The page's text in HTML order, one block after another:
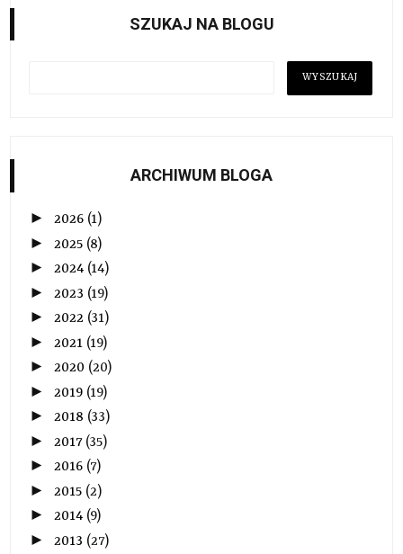
SZUKAJ NA BLOGU
ARCHIWUM BLOGA
►2026 (1)
► 2025 (8)
►2024 (14)
► 2023 (19)
►2022 (31)
► 2021 (19)
►2020 (20)
► 2019 (19)
►2018 (33)
► 2017 (35)
►2016 (7)
► 2015 (2)
►2014 (9)
► 2013 (27)